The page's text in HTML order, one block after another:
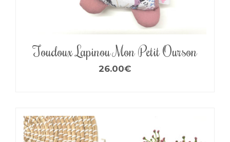
Toudoux Lapinou Mon Petit Ourson
26.00€